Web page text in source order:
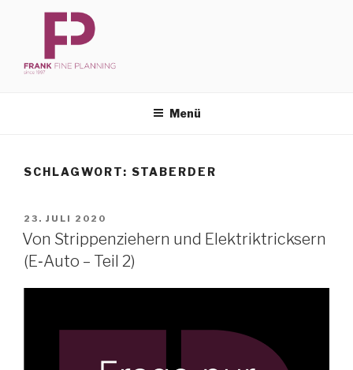
Menü
SCHLAGWORT: STABERDER
VERÖFFENTLICHT
AM
23. JULI 2020
Von Strip­pen­zie­hern und Elektrik­trick­sern
(E‑Auto – Teil 2)